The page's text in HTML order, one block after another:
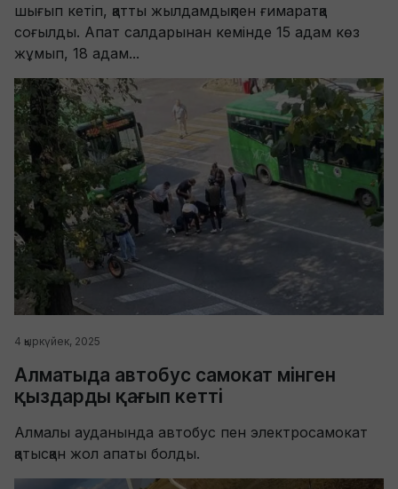
шығып кетіп, қатты жылдамдықпен ғимаратқа
соғылды. Апат салдарынан кемінде 15 адам көз
жұмып, 18 адам...
4 қыркүйек, 2025
Алматыда автобус самокат мінген
қыздарды қағып кетті
Алмалы ауданында автобус пен электросамокат
қатысқан жол апаты болды.